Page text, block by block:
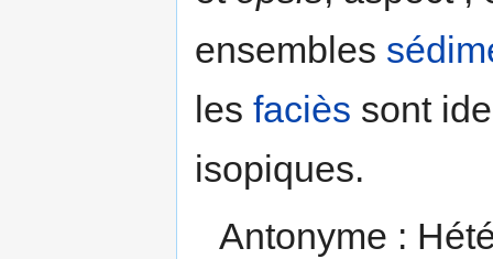
ensembles
les faciès sont
isopiques.
Antonyme :